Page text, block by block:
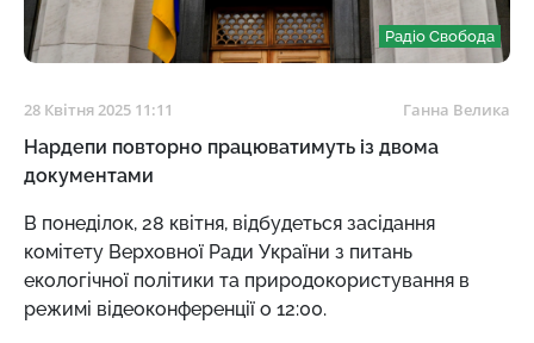
Радіо Свобода
28 Квітня 2025 11:11 Ганна Велика
Нардепи повторно працюватимуть із двома
документами
В понеділок, 28 квітня, відбудеться засідання
комітету Верховної Ради України з питань
екологічної політики та природокористування в
режимі відеоконференції о 12:00.